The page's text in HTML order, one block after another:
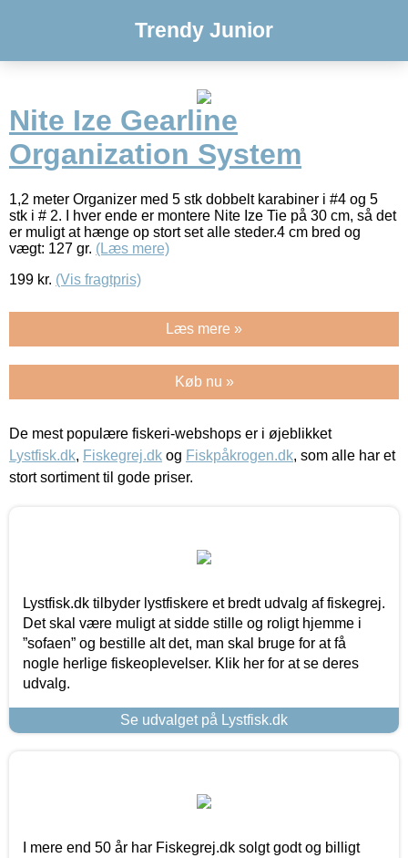
Trendy Junior
Nite Ize Gearline
Organization System
1,2 meter Organizer med 5 stk dobbelt karabiner i #4 og 5
stk i # 2. I hver ende er montere Nite Ize Tie på 30 cm, så det
er muligt at hænge op stort set alle steder.4 cm bred og
vægt: 127 gr. (Læs mere)
199 kr. (Vis fragtpris)
Læs mere »
Køb nu »
De mest populære fiskeri-webshops er i øjeblikket
Lystfisk.dk, Fiskegrej.dk og Fiskpåkrogen.dk, som alle har et
stort sortiment til gode priser.
Lystfisk.dk tilbyder lystfiskere et bredt udvalg af fiskegrej.
Det skal være muligt at sidde stille og roligt hjemme i
”sofaen” og bestille alt det, man skal bruge for at få
nogle herlige fiskeoplevelser. Klik her for at se deres
udvalg.
Se udvalget på Lystfisk.dk
I mere end 50 år har Fiskegrej.dk solgt godt og billigt